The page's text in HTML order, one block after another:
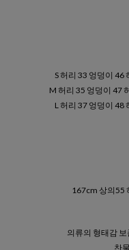
S 허리 33 엉덩이 46
M 허리 35 엉덩이 47
L 허리 37 엉덩이 48
167cm 상의55
의류의 형태감
찬